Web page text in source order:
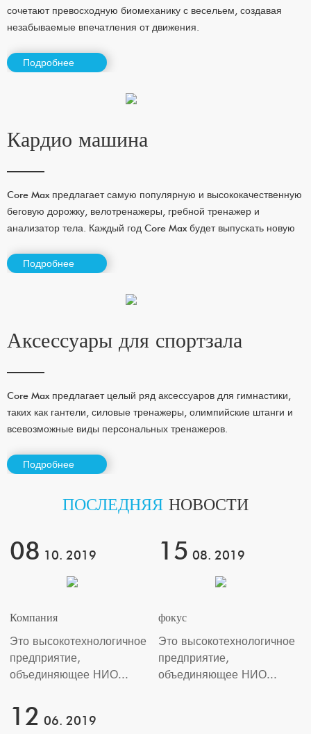
сочетают превосходную биомеханику с весельем, создавая
незабываемые впечатления от движения.
Подробнее
Кардио машина
Core Max предлагает самую популярную и высококачественную
беговую дорожку, велотренажеры, гребной тренажер и
анализатор тела. Каждый год Core Max будет выпускать новую
Подробнее
Аксессуары для спортзала
Core Max предлагает целый ряд аксессуаров для гимнастики,
таких как гантели, силовые тренажеры, олимпийские штанги и
всевозможные виды персональных тренажеров.
Подробнее
ПОСЛЕДНЯЯ НОВОСТИ
08 10. 2019
Компания
Это высокотехнологичное
предприятие,
объединяющее НИО...
15 08. 2019
фокус
Это высокотехнологичное
предприятие,
объединяющее НИО...
12 06. 2019